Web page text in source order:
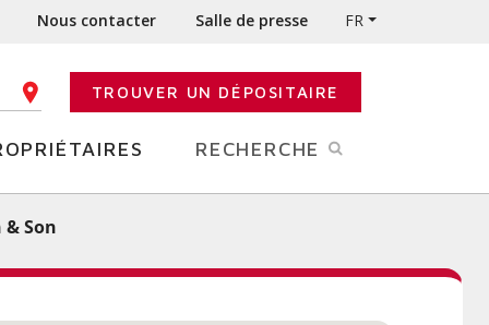
Nous contacter Salle de presse FR
CODE POSTALTROUVER UN DÉPOSITAIRE
RECHERCHE
& Son